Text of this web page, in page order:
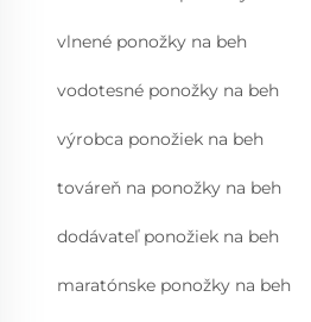
vlnené ponožky na beh
vodotesné ponožky na beh
výrobca ponožiek na beh
továreň na ponožky na beh
dodávateľ ponožiek na beh
maratónske ponožky na beh